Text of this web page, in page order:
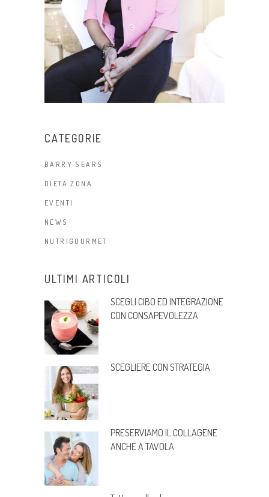
CATEGORIE
BARRY SEARS
DIETA ZONA
EVENTI
NEWS
NUTRIGOURMET
ULTIMI ARTICOLI
SCEGLI CIBO ED INTEGRAZIONE
CON CONSAPEVOLEZZA
SCEGLIERE CON STRATEGIA
PRESERVIAMO IL COLLAGENE
ANCHE A TAVOLA